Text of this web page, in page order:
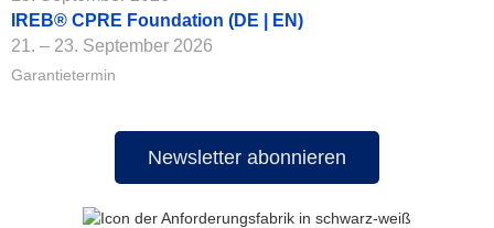
IREB® CPRE Foundation (DE | EN)
21. – 23. September 2026
Garantietermin
Newsletter abonnieren